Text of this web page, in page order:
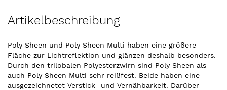
Artikelbeschreibung
Poly Sheen und Poly Sheen Multi haben eine größere
Fläche zur Lichtreflektion und glänzen deshalb besonders.
Durch den trilobalen Polyesterzwirn sind Poly Sheen als
auch Poly Sheen Multi sehr reißfest. Beide haben eine
ausgezeichnetet Verstick- und Vernähbarkeit. Darüber